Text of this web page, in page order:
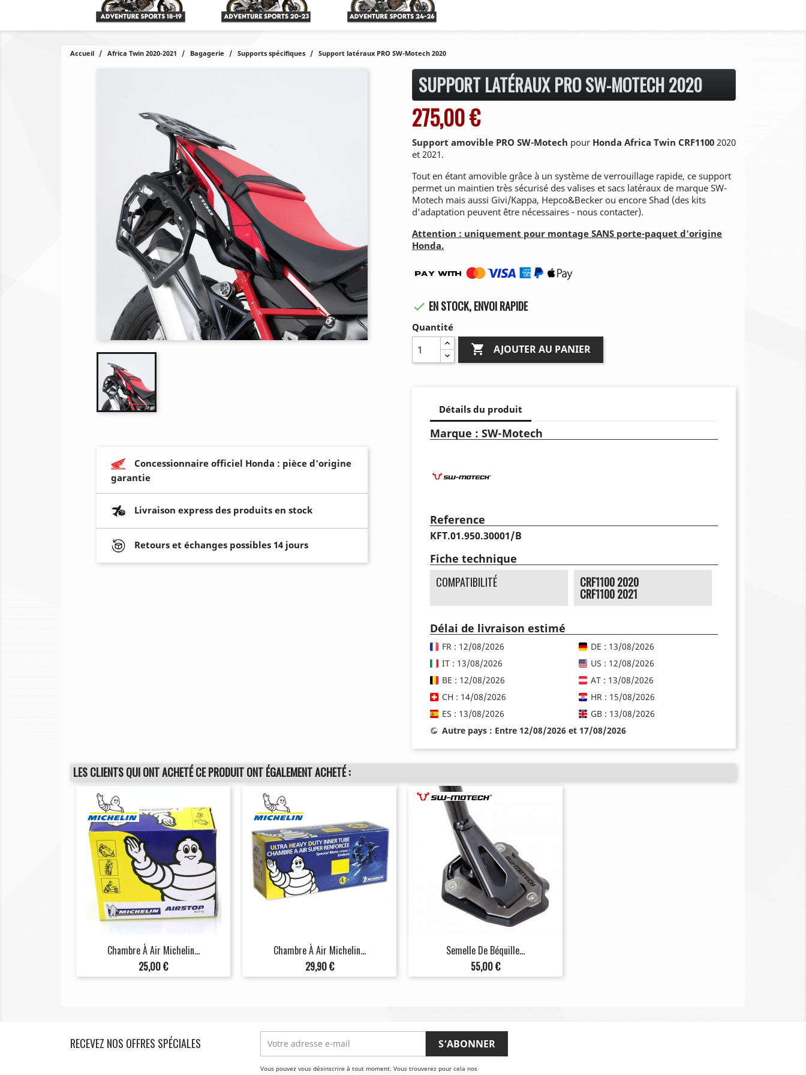
Accueil Africa Twin 2020-2021 Bagagerie Supports spécifiques Support latéraux PRO SW-Motech 2020
Concessionnaire officiel Honda : pièce d'origine
garantie
Livraison express des produits en stock
Retours et échanges possibles 14 jours
SUPPORT LATÉRAUX PRO SW-MOTECH 2020
275,00 €
Support amovible PRO SW-Motech pour Honda Africa Twin CRF1100 2020
et 2021.
Tout en étant amovible grâce à un système de verrouillage rapide, ce support
permet un maintien très sécurisé des valises et sacs latéraux de marque SW-
Motech mais aussi Givi/Kappa, Hepco&Becker ou encore Shad (des kits
d'adaptation peuvent être nécessaires - nous contacter).
Attention : uniquement pour montage SANS porte-paquet d'origine
Honda.
 EN STOCK, ENVOI RAPIDE
Quantité
 AJOUTER AU PANIER
Détails du produit
Marque : SW-Motech
Reference
KFT.01.950.30001/B
Fiche technique
COMPATIBILITÉ CRF1100 2020
CRF1100 2021
Délai de livraison estimé
FR : 12/08/2026
DE : 13/08/2026
IT : 13/08/2026
US : 12/08/2026
BE : 12/08/2026
AT : 13/08/2026
CH : 14/08/2026
HR : 15/08/2026
ES : 13/08/2026
GB : 13/08/2026
Autre pays : Entre 12/08/2026 et 17/08/2026
LES CLIENTS QUI ONT ACHETÉ CE PRODUIT ONT ÉGALEMENT ACHETÉ :
Chambre À Air Michelin...
Prix
25,00 €
Chambre À Air Michelin...
Prix
29,90 €
Semelle De Béquille...
Prix
55,00 €
RECEVEZ NOS OFFRES SPÉCIALES
Vous pouvez vous désinscrire à tout moment. Vous trouverez pour cela nos